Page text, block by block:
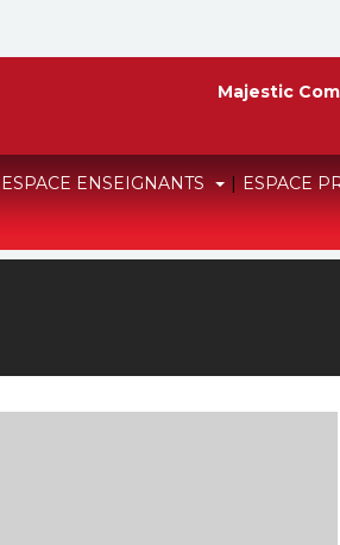
ESPACE ENSEIGNANTS | ESPACE
Majestic